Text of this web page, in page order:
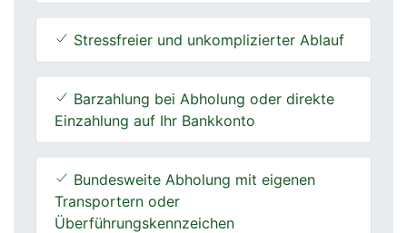
Stressfreier und unkomplizierter Ablauf
Barzahlung bei Abholung oder direkte
Einzahlung auf Ihr Bankkonto
Bundesweite Abholung mit eigenen
Transportern oder
Überführungskennzeichen